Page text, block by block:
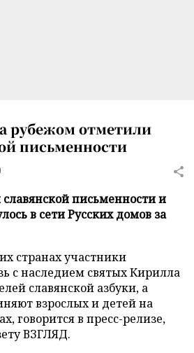
рубежом отметили
письменности
письменности и
в сети Русских домов за
странах участники
с наследием святых Кирилла
славянской азбуки, а
взрослых и детей на
говорится в пресс-релизе,
ВЗГЛЯД.